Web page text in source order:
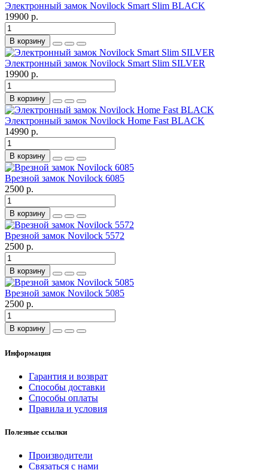
Электронный замок Novilock Smart Slim BLACK
19900 р.
В корзину
Электронный замок Novilock Smart Slim SILVER
19900 р.
В корзину
Электронный замок Novilock Home Fast BLACK
14990 р.
В корзину
Врезной замок Novilock 6085
2500 р.
В корзину
Врезной замок Novilock 5572
2500 р.
В корзину
Врезной замок Novilock 5085
2500 р.
В корзину
Информация
Гарантия и возврат
Способы доставки
Способы оплаты
Правила и условия
Полезные ссылки
Производители
Связаться с нами